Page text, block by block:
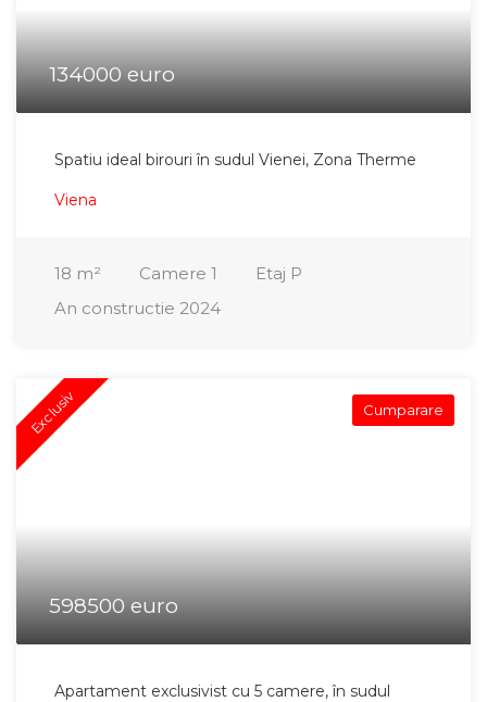
134000 euro
Spatiu ideal birouri în sudul Vienei, Zona Therme
Viena
18 m² Camere 1 Etaj P
An constructie 2024
Exclusiv Cumparare
598500 euro
Apartament exclusivist cu 5 camere, în sudul